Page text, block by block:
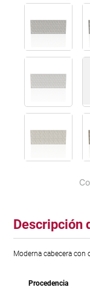
Descripción
Moderna cabecera
Procedencia